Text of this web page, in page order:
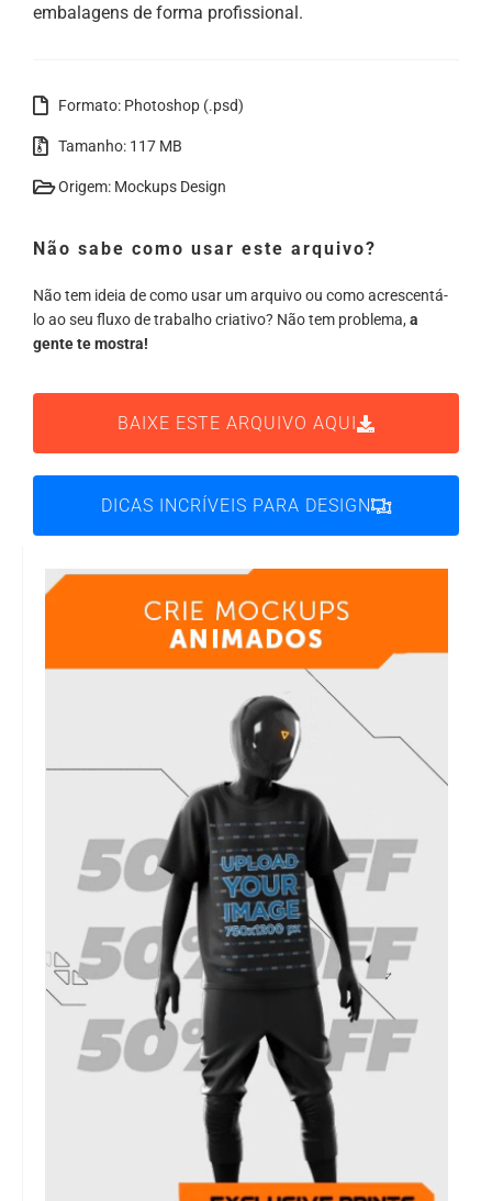
embalagens de forma profissional.
Formato: Photoshop (.psd)
Tamanho: 117 MB
Origem: Mockups Design
Não sabe como usar este arquivo?
Não tem ideia de como usar um arquivo ou como acrescentá-
lo ao seu fluxo de trabalho criativo? Não tem problema, a
gente te mostra!
BAIXE ESTE ARQUIVO AQUI
DICAS INCRÍVEIS PARA DESIGN